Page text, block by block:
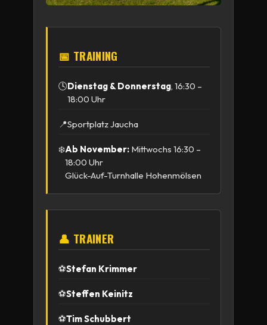
📅 TRAINING
🕓Dienstag & Donnerstag, 16:30 –
18:00 Uhr
📍Sportplatz Jaucha
❄️Ab November: Mittwochs 16:30 –
18:00 Uhr
Glück-Auf-Turnhalle Hohenmölsen
👤 TRAINER
⚽Stefan Krimmer
⚽Steffen Keinitz
⚽Tim Schubbert